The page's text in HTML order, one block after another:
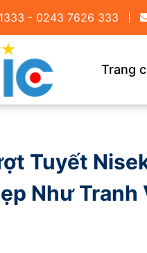
- 0243 7626 333
Trang
Tuyết
Như Tranh